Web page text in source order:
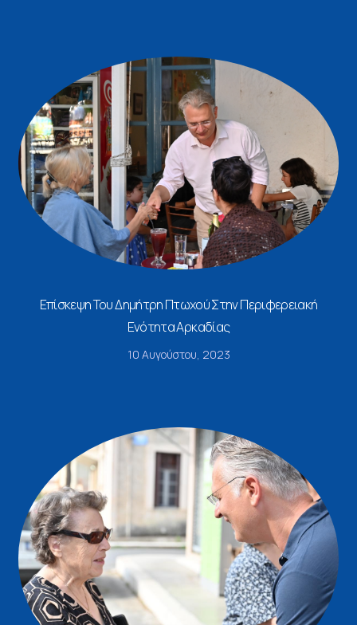
Επίσκεψη Του Δημήτρη Πτωχού Στην Περιφερειακή
Ενότητα Αρκαδίας
10 Αυγούστου, 2023